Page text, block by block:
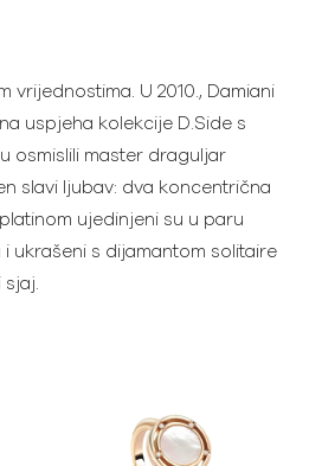
vrijednostima. U 2010., Damiani
uspjeha kolekcije D.Side s
osmislili master draguljar
slavi ljubav: dva koncentrična
ujedinjeni su u paru
ukrašeni s dijamantom solitaire
sjaj.